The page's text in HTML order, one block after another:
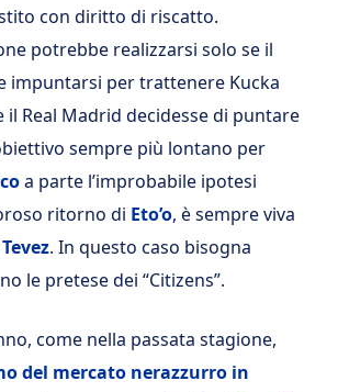
con diritto di riscatto.
potrebbe realizzarsi solo se il
impuntarsi per trattenere Kucka
il Real Madrid decidesse di puntare
sempre più lontano per
a parte l’improbabile ipotesi
ritorno di Eto’o, è sempre viva
. In questo caso bisogna
le pretese dei “Citizens”.
come nella passata stagione,
del mercato nerazzurro in